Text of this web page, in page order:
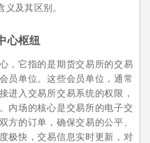
及其区别。
心枢纽
，它指的是期货交易所的交易
员单位。这些会员单位，通常
进入交易所交易系统的权限，
内场的核心是交易所的电子交
方的订单，确保交易的公平、
极快，交易信息实时更新，对